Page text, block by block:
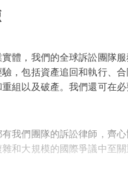
體，我們的全球訴訟團隊
，包括資產追回和執行、
組以及破產。我們還可在
我們團隊的訴訟律師，齊
和大規模的國際爭議中至